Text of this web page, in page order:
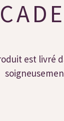
est livré